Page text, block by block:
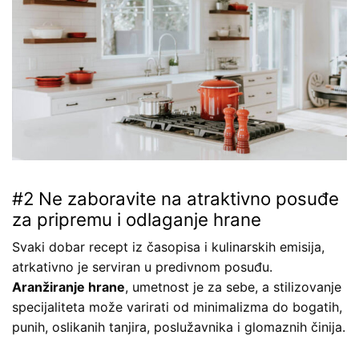
#2 Ne zaboravite na atraktivno posuđe
za pripremu i odlaganje hrane
Svaki dobar recept iz časopisa i kulinarskih emisija,
atrkativno je serviran u predivnom posuđu.
Aranžiranje hrane, umetnost je za sebe, a stilizovanje
specijaliteta može varirati od minimalizma do bogatih,
punih, oslikanih tanjira, poslužavnika i glomaznih činija.